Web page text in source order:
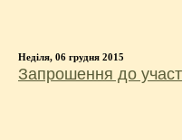
Неділя, 06 грудня 2015
Запрошення до